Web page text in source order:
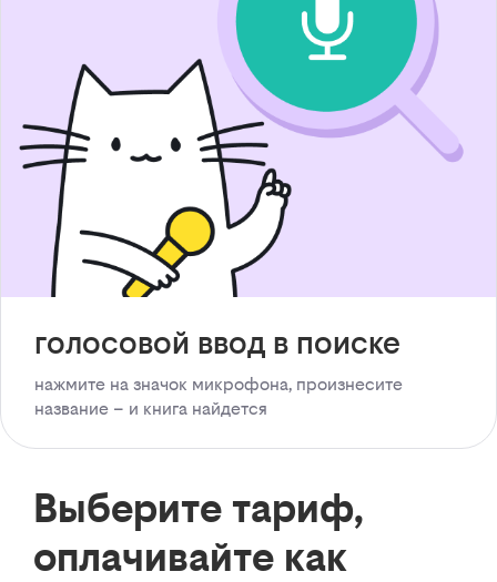
голосовой ввод в поиске
нажмите на значок микрофона, произнесите
название – и книга найдется
Выберите тариф,
оплачивайте как